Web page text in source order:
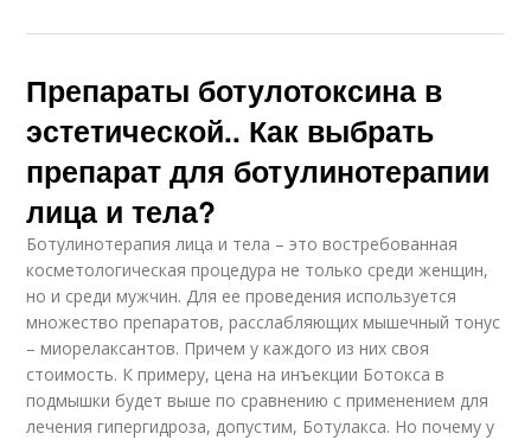
Препараты ботулотоксина в
эстетической.. Как выбрать
препарат для ботулинотерапии
лица и тела?
Ботулинотерапия лица и тела – это востребованная
косметологическая процедура не только среди женщин,
но и среди мужчин. Для ее проведения используется
множество препаратов, расслабляющих мышечный тонус
– миорелаксантов. Причем у каждого из них своя
стоимость. К примеру, цена на инъекции Ботокса в
подмышки будет выше по сравнению с применением для
лечения гипергидроза, допустим, Ботулакса. Но почему у